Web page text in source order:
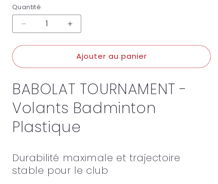
Quantité
Réduire
quantité
BABOLAT
Augmenter
quantité
de
BABOLAT
Ajouter au panier
BABOLAT TOURNAMENT -
Volants Badminton
Plastique
Durabilité maximale et trajectoire
stable pour le club